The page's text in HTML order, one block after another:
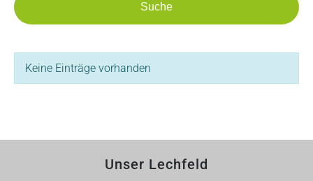
Suche
Keine Einträge vorhanden
Unser Lechfeld